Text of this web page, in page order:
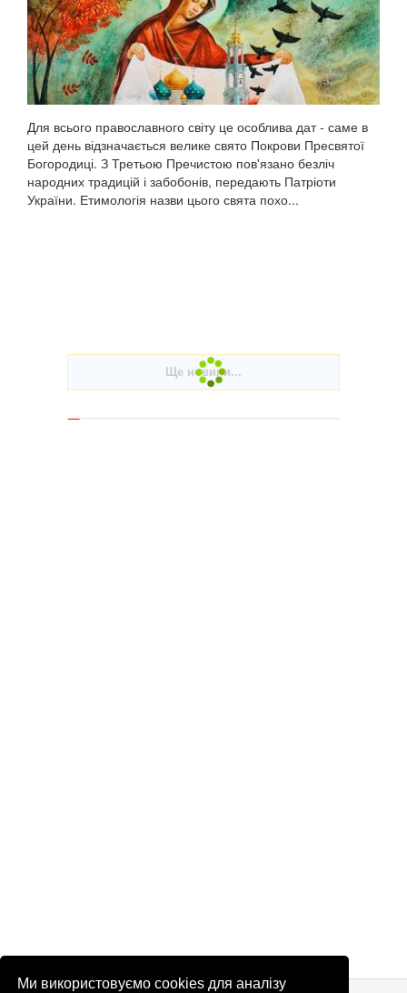
Ми використовуємо cookies для аналізу
Для всього православного світу це особлива дат - саме в
цей день відзначається велике свято Покрови Пресвятої
Богородиці. З Третьою Пречистою пов'язано безліч
народних традицій і забобонів, передають Патріоти
України. Етимологія назви цього свята похо...